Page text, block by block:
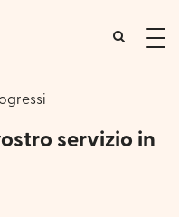
servizio in